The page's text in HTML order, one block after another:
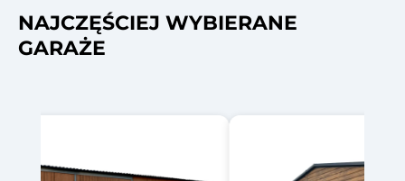
NAJCZĘŚCIEJ WYBIERANE
GARAŻE